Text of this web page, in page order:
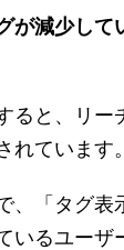
が減少して
ると、リー
れています。
、「タグ表
いるユーザ